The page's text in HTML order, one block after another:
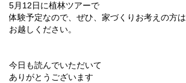
5月12日に植林ツアーで
体験予定なので、ぜひ、家づくりお考えの方は
お越しください。
今日も読んでいただいて
ありがとうございます